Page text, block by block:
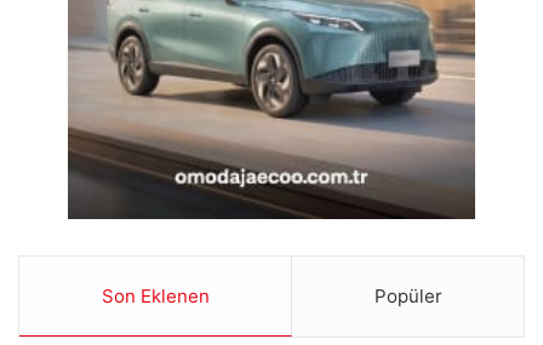
Son Eklenen Popüler